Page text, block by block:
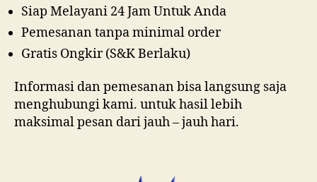
Siap Melayani 24 Jam Untuk Anda
Pemesanan tanpa minimal order
Gratis Ongkir (S&K Berlaku)
Informasi dan pemesanan bisa langsung saja
menghubungi kami. untuk hasil lebih
maksimal pesan dari jauh – jauh hari.